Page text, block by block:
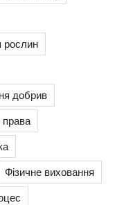
рослин
добрив
права
Фізичне виховання